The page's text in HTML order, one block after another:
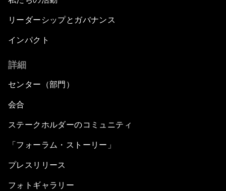
リーダーシップとガバナンス
インパクト
詳細
センター（部門）
会合
ステークホルダーのコミュニティ
「フォーラム・ストーリー」
プレスリリース
フォトギャラリー